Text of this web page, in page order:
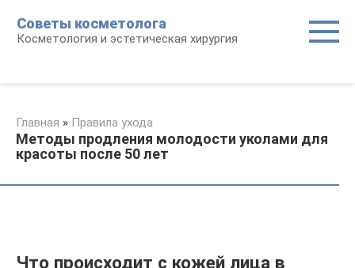
контенту
Советы косметолога
Косметология и эстетическая хирургия
Главная » Правила ухода
Методы продления молодости уколами для
красоты после 50 лет
Что происходит с кожей лица в